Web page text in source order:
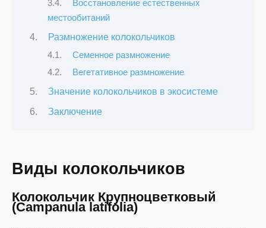
Восстановление естественных
местообитаний
Размножение колокольчиков
Семенное размножение
Вегетативное размножение
Значение колокольчиков в экосистеме
Заключение
Виды колокольчиков
Колокольчик Крупноцветковый
(Campanula latifolia)